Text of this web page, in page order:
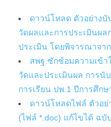
ดาวน์โหลด ตัวอย่าง
วัดผลและการประเมินผ
ประเมิน โดยพิจารณาจา
สพฐ.ซักซ้อมความเข้า
วัดและประเมินผล การนั
การเรียน ปพ.1 ปีการศึกษ
ดาวน์โหลดไฟล์ ตัวอ
(ไฟล์ *.doc) แก้ไขได้ ฉบั